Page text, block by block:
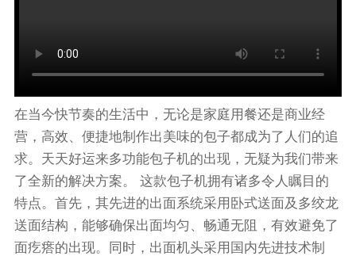
在当今快节奏的生活中，无论是家庭用餐还是商业经
营，高效、便捷地制作出美味的包子都成为了人们的追
求。天天好运来多功能包子机的出现，无疑为我们带来
了全新的解决方案。 这款包子机拥有诸多令人瞩目的
特点。首先，其先进的出面系统采用卧式送面及多绞龙
送面结构，能够确保出面均匀、畅通无阻，有效避免了
面疙瘩的出现。同时，出面机头采用国内先进技术制